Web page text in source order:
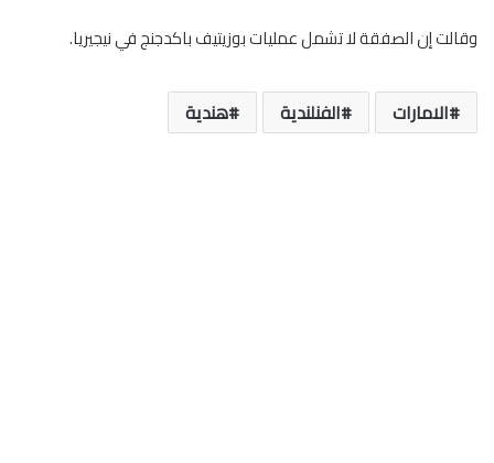
وقالت إن الصفقة لا تشمل عمليات بوزيتيف باكدجنج في نيجيريا.
الامارات الفنلندية هندية